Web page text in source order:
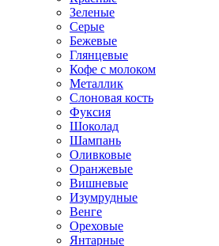
Зеленые
Серые
Бежевые
Глянцевые
Кофе с молоком
Металлик
Слоновая кость
Фуксия
Шоколад
Шампань
Оливковые
Оранжевые
Вишневые
Изумрудные
Венге
Ореховые
Янтарные